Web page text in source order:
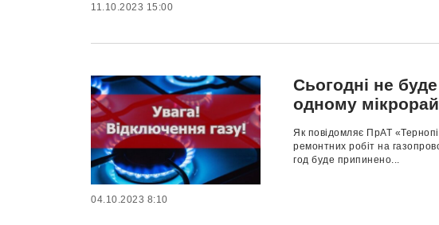
11.10.2023 15:00
Сьогодні не
одному
Як повідомляє ПрАТ
ремонтних робіт на
год буде припинено...
04.10.2023 8:10